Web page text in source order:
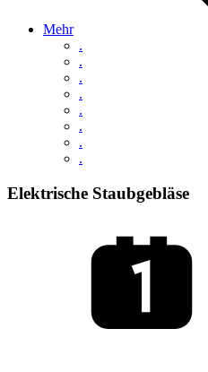
Mehr
.
.
.
.
.
.
.
.
Elektrische Staubgebläse